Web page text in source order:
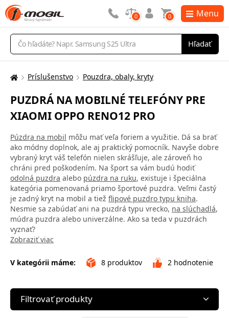
Vyhľadávanie
Hľadať
0 0 Menu
Tu
nachádzate:
Príslušenstvo Pouzdra, obaly, kryty
PUZDRÁ NA MOBILNÉ TELEFÓNY PRE
XIAOMI OPPO RENO12 PRO
Púzdra na mobil môžu mať veľa foriem a využitie. Dá sa brať
ako módny doplnok, ale aj praktický pomocník. Navyše dobre
vybraný kryt váš telefón nielen skrášľuje, ale zároveň ho
chráni pred poškodením. Na šport sa vám budú hodiť
odolná puzdra alebo púzdra na ruku, existuje i špeciálna
kategória pomenovaná priamo športové puzdra. Veľmi častý
je zadný kryt na mobil a tiež flipové puzdro typu kniha.
Nesmie sa zabúdať ani na puzdrá typu vrecko, na slúchadlá,
múdra puzdra alebo univerzálne. Ako sa teda v puzdrách
vyznať?
Zobraziť viac
V kategórii máme: 8 produktov 2 hodnotenie
Filtrovať produkty